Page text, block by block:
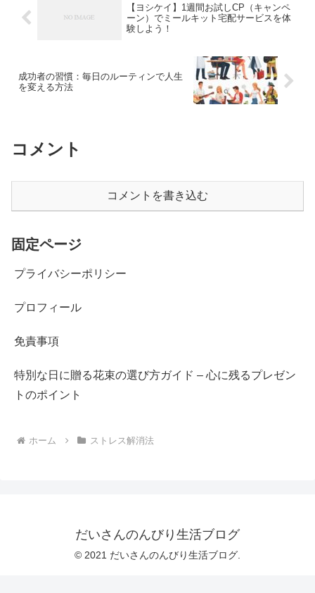
【ヨシケイ】1週間お試しCP（キャンペ
ーン）でミールキット宅配サービスを体
験しよう！
成功者の習慣：毎日のルーティンで人生
を変える方法
コメント
コメントを書き込む
固定ページ
プライバシーポリシー
プロフィール
免責事項
特別な日に贈る花束の選び方ガイド – 心に残るプレゼン
トのポイント
ホーム ストレス解消法
だいさんのんびり生活ブログ
© 2021 だいさんのんびり生活ブログ.